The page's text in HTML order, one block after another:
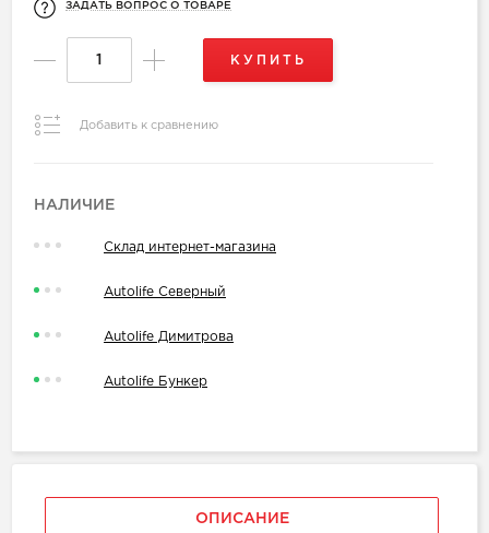
ЗАДАТЬ ВОПРОС О ТОВАРЕ
КУПИТЬ
Добавить к сравнению
НАЛИЧИЕ
Склад интернет-магазина
Autolife Северный
Autolife Димитрова
Autolife Бункер
ОПИСАНИЕ